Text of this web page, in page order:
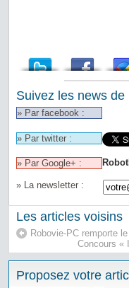
Suivez les news de
» Par facebook :
» Par twitter :
» Par Google+ :
» La newsletter :
Les articles voisins
Robovie-PC remporte
Concours «
Proposez votre